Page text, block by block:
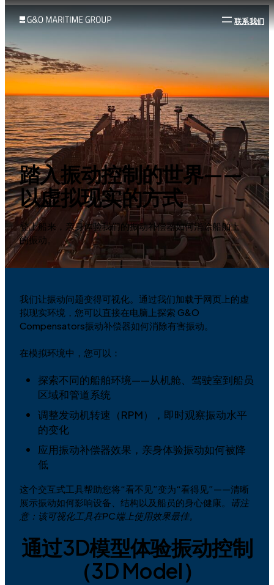
联系我们
踏入振动控制的世界——
以虚拟现实的方式
登上船来，亲身体验我们的振动补偿器如何消除船舶上
的振动。
我们让振动问题变得可视化。通过我们加载于网页上的虚
拟现实环境，您可以直接在电脑上探索 G&O
Compensators振动补偿器如何消除有害振动。
在模拟环境中，您可以：
探索不同的船舶环境——从机舱、驾驶室到船员
区域和管道系统
调整发动机转速（RPM），即时观察振动水平
的变化
应用振动补偿器效果，亲身体验振动如何被降
低
这个交互式工具帮助您将“看不见”变为“看得见”——清晰
展示振动如何影响设备、结构以及船员的身心健康。
请注
意：该可视化工具在PC端上使用效果最佳。
通过3D模型体验振动控制
（3D Model）